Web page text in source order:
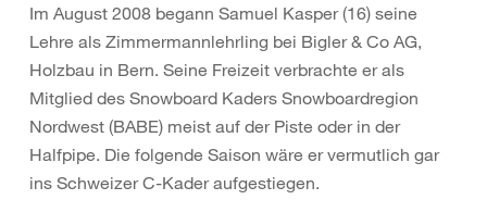
Im August 2008 begann Samuel Kasper (16) seine
Lehre als Zimmermannlehrling bei Bigler & Co AG,
Holzbau in Bern. Seine Freizeit verbrachte er als
Mitglied des Snowboard Kaders Snowboardregion
Nordwest (BABE) meist auf der Piste oder in der
Halfpipe. Die folgende Saison wäre er vermutlich gar
ins Schweizer C-Kader aufgestiegen.